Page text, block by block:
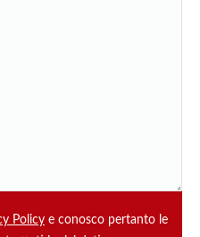
Policy e conosco pertanto le